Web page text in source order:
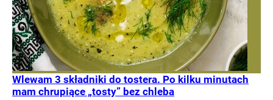
Wlewam 3 składniki do tostera. Po kilku minutach
mam chrupiące „tosty” bez chleba